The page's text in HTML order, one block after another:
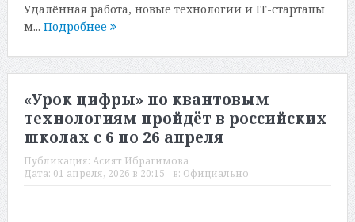
Удалённая работа, новые технологии и IT-стартапы
м... Подробнее
«Урок цифры» по квантовым
технологиям пройдёт в российских
школах с 6 по 26 апреля
Публикация: Асият Ибрагимова
Дата: 01 апреля, 2026 в 20:15 в: Официально